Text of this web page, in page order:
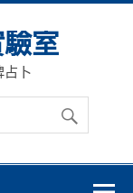
室
占卜